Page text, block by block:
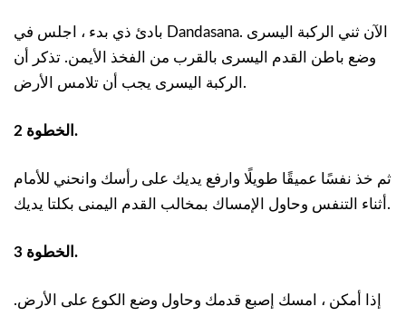
بادئ ذي بدء ، اجلس في Dandasana. الآن ثني الركبة اليسرى
وضع باطن القدم اليسرى بالقرب من الفخذ الأيمن. تذكر أن
الركبة اليسرى يجب أن تلامس الأرض.
الخطوة 2.
ثم خذ نفسًا عميقًا طويلًا وارفع يديك على رأسك وانحني للأمام
أثناء التنفس وحاول الإمساك بمخالب القدم اليمنى بكلتا يديك.
الخطوة 3.
إذا أمكن ، امسك إصبع قدمك وحاول وضع الكوع على الأرض.